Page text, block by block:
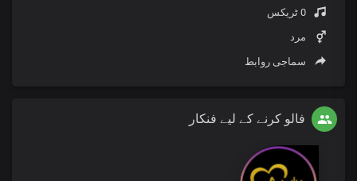
مرد
سماجی روابط
فالو کرنے کے لیے فنکار